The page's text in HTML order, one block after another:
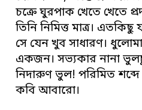
চক্রে ঘুরপাক খেতে খেতে
তিনি নিমিত্ত মাত্র।
সে যেন খুব সাধারণ।
একজন। সভ্যকার নানা
নিদারুণ ভুল! পরিমিত
কবি আবারো।